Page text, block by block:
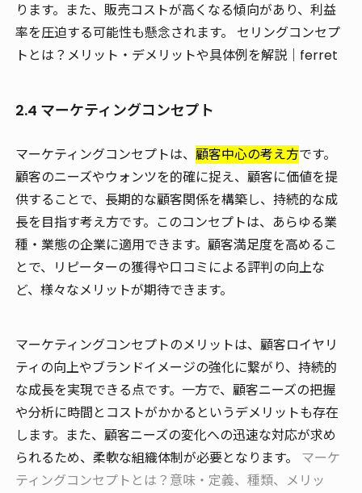
ります。また、販売コストが高くなる傾向があり、利益
率を圧迫する可能性も懸念されます。 セリングコンセプ
トとは？メリット・デメリットや具体例を解説｜ferret
2.4 マーケティングコンセプト
マーケティングコンセプトは、 顧客中心の考え方です。
顧客のニーズやウォンツを的確に捉え、顧客に価値を提
供することで、長期的な顧客関係を構築し、持続的な成
長を目指す考え方です。このコンセプトは、あらゆる業
種・業態の企業に適用できます。顧客満足度を高めるこ
とで、リピーターの獲得や口コミによる評判の向上な
ど、様々なメリットが期待できます。
マーケティングコンセプトのメリットは、顧客ロイヤリ
ティの向上やブランドイメージの強化に繋がり、持続的
な成長を実現できる点です。一方で、顧客ニーズの把握
や分析に時間とコストがかかるというデメリットも存在
します。また、顧客ニーズの変化への迅速な対応が求め
られるため、柔軟な組織体制が必要となります。 マーケ
ティングコンセプトとは？意味・定義、種類、メリッ